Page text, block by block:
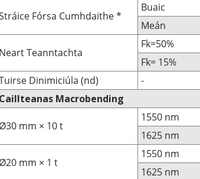
Fórsa Cumhdaithe *
Buaic
Meán
Neart Teanntachta
Fk=50%
Fk= 15%
Dinimiciúla (nd)
-
Caillteanas Macrobending
Ø30 mm × 10 t
1550 nm
1625 nm
Ø20 mm × 1 t
1550 nm
1625 nm